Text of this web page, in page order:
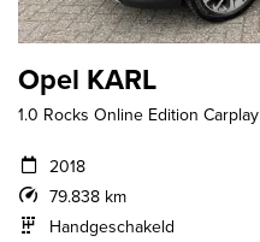
Opel KARL
1.0 Rocks Online Edition
2018
79.838 km
Handgeschakeld